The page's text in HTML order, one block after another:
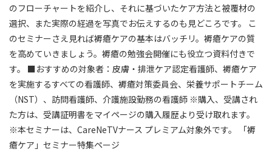
のフローチャートを紹介し、それに基づいたケア方法と被覆材の
選択、また実際の経過を写真でお伝えするのも見どころです。 こ
のセミナーさえ見れば褥瘡ケアの基本はバッチリ。褥瘡ケアの質
を高めていきましょう。褥瘡の勉強会開催にも役立つ資料付きで
す。 ■おすすめの対象者：皮膚・排泄ケア認定看護師、褥瘡ケア
を実施するすべての看護師、褥瘡対策委員会、栄養サポートチーム
（NST）、訪問看護師、介護施設勤務の看護師 ※購入、受講され
た方は、受講証明書をマイページの購入履歴より受け取れます。
※本セミナーは、CareNeTVナース プレミアム対象外です。 「褥
瘡ケア」セミナー特集ページ